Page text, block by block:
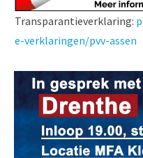
Transparantieverklaring:
e-verklaringen/pvv-assen